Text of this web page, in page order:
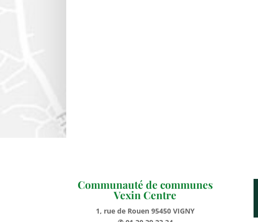
Communauté de communes
Vexin Centre
1, rue de Rouen 95450 VIGNY